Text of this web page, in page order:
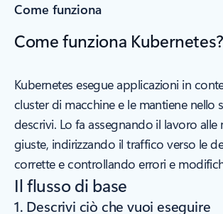
Come funziona
Come funziona Kubernetes?
Kubernetes esegue applicazioni in
cluster di macchine e le mantiene nello
descrivi. Lo fa assegnando il lavoro alle
giuste, indirizzando il traffico verso le
corrette e controllando errori e
Il flusso di base
1. Descrivi ciò che vuoi eseguire